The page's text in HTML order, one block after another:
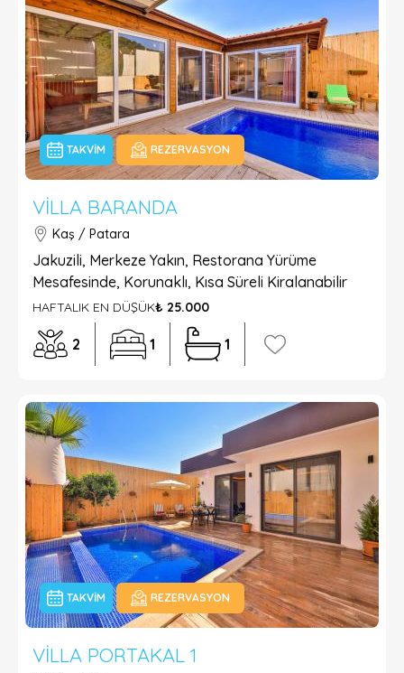
TAKVIM REZERVASYON
VILLA BARANDA
Kaş / Patara
Jakuzili, Merkeze Yakın, Restorana Yürüme
Mesafesinde, Korunaklı, Kısa Süreli Kiralanabilir
HAFTALIK EN DÜŞÜK₺ 25.000
2 1 1
TAKVIM REZERVASYON
VILLA PORTAKAL 1